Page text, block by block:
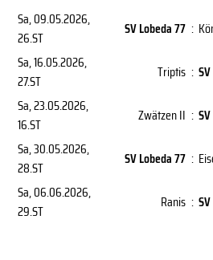
Sa, 09.05.2026,
26.ST
SV Lobeda 77 :
Sa, 16.05.2026,
27.ST
Triptis :
Sa, 23.05.2026,
16.ST
Zwätzen II :
Sa, 30.05.2026,
28.ST
SV Lobeda 77 :
Sa, 06.06.2026,
29.ST
Ranis :